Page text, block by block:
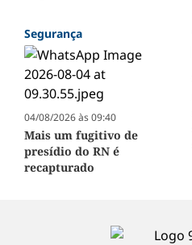
Segurança
04/08/2026 às 09:40
Mais um fugitivo de
presídio do RN é
recapturado